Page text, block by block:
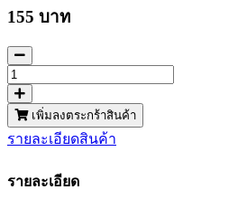
155 บาท
เพิ่มลงตระกร้าสินค้า
รายละเอียดสินค้า
รายละเอียด